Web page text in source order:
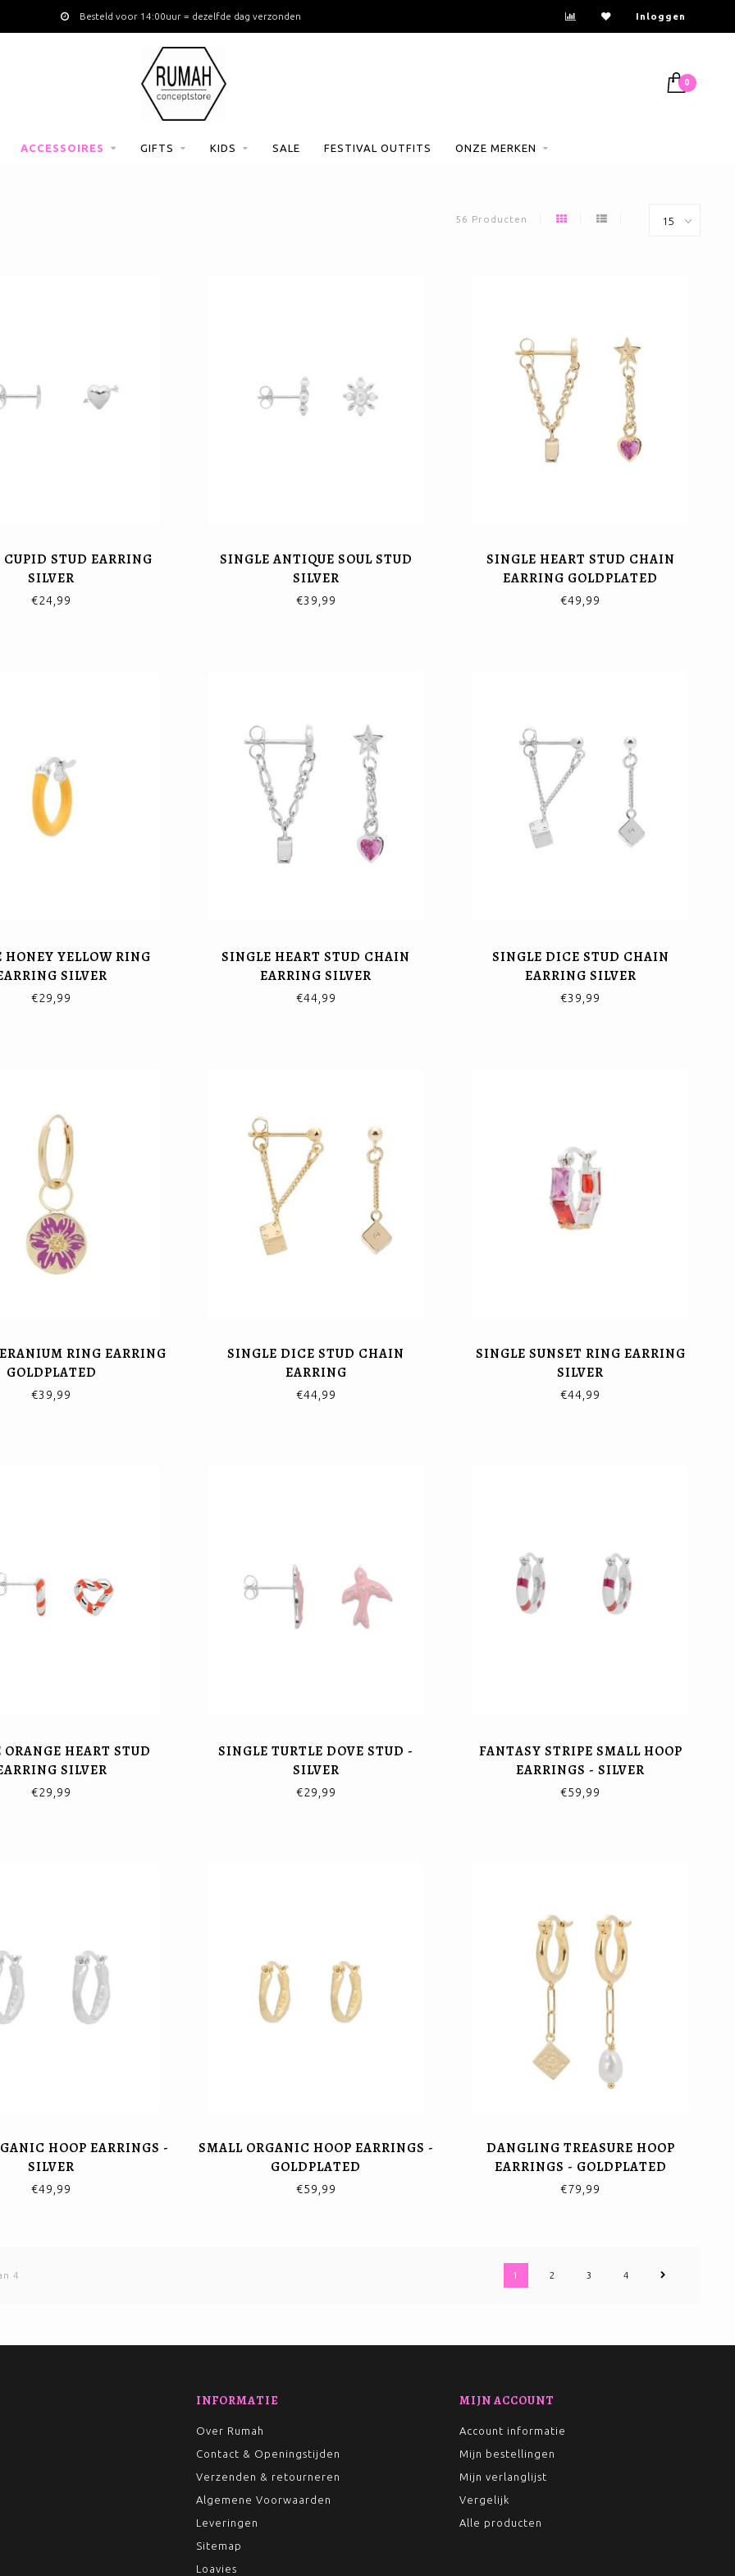
Besteld voor 14:00uur = dezelfde dag verzonden Inloggen
0
ACCESSOIRES GIFTS KIDS SALE FESTIVAL OUTFITS ONZE MERKEN
56 Producten
STUD EARRING
SILVER
€24,99
SINGLE ANTIQUE SOUL STUD
SILVER
€39,99
SINGLE HEART STUD CHAIN
EARRING GOLDPLATED
€49,99
HONEY YELLOW RING
SILVER
€29,99
SINGLE HEART STUD CHAIN
EARRING SILVER
€44,99
SINGLE DICE STUD CHAIN
EARRING SILVER
€39,99
RING EARRING
GOLDPLATED
€39,99
SINGLE DICE STUD CHAIN
EARRING
€44,99
SINGLE SUNSET RING EARRING
SILVER
€44,99
HEART STUD
SILVER
€29,99
SINGLE TURTLE DOVE STUD -
SILVER
€29,99
FANTASY STRIPE SMALL HOOP
EARRINGS - SILVER
€59,99
HOOP EARRINGS -
SILVER
€49,99
SMALL ORGANIC HOOP EARRINGS -
GOLDPLATED
€59,99
DANGLING TREASURE HOOP
EARRINGS - GOLDPLATED
€79,99
4 1 2 3 4
INFORMATIE
Over Rumah
Contact & Openingstijden
Verzenden & retourneren
Algemene Voorwaarden
Leveringen
Sitemap
Loavies
MIJN ACCOUNT
Account informatie
Mijn bestellingen
Mijn verlanglijst
Vergelijk
Alle producten